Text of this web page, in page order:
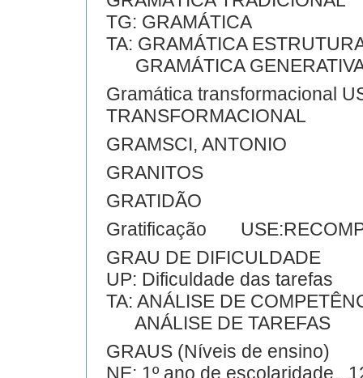
TG: GRAMÁTICA
TA: GRAMÁTICA
GRAMÁTICA
Gramática transformacional
TRANSFORMACIONAL
GRAMSCI, ANTONIO
GRANITOS
GRATIDÃO
Gratificação
GRAU DE DIFICULDADE
UP: Dificuldade das tarefas
TA: ANÁLISE DE
ANÁLISE DE TAREFAS
GRAUS (Níveis de ensino)
NE: 1º ano de